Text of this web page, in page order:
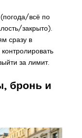
всё по
закрыто).
сразу в
за лимит.
бронь и